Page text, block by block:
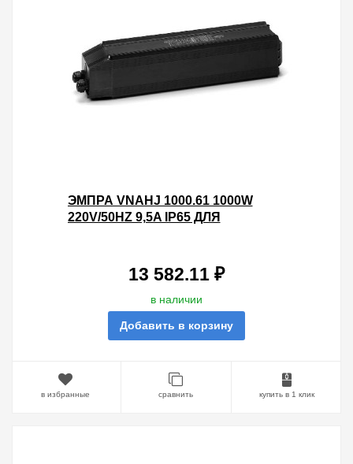
ЭМПРА VNAHJ 1000.61 1000W
220V/50HZ 9,5A IP65 ДЛЯ
13 582.11 ₽
в наличии
Добавить в корзину
в избранные сравнить купить в 1 клик